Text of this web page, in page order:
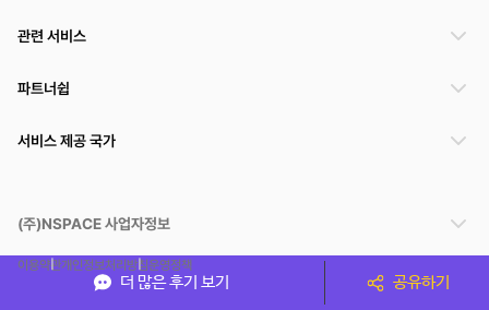
더 많은 후기 보기 공유하기
관련 서비스
파트너쉽
서비스 제공 국가
(주)NSPACE 사업자정보
이용약관개인정보처리방침운영정책
스페이스클라우드는 통신판매중개자이며 통신판매의 당사자가 아닙니다. 따라서 스페이스클